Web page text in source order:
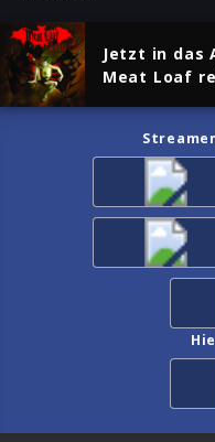
Jetzt in das
Meat Loaf